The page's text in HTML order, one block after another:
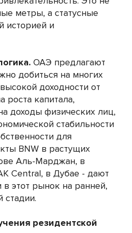
метры, а статусные
историей и
ОАЭ предлагают
добиться на многих
доходности от
роста капитала,
доходы физических лиц,
стабильности
для
BNW в растущих
Аль-Марджан, в
Central, в Дубае - дают
в этот рынок на ранней,
стадии.
резидентской